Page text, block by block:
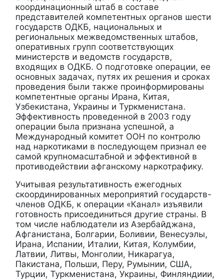
координационный штаб в составе
представителей компетентных органов шести
государств ОДКБ, национальных и
региональных межведомственных штабов,
оперативных групп соответствующих
министерств и ведомств государств,
входящих в ОДКБ. О подготовке операции, ее
основных задачах, путях их решения и сроках
проведения были также проинформированы
компетентные органы Ирана, Китая,
Узбекистана, Украины и Туркменистана.
Эффективность проведенной в 2003 году
операции была признана успешной, а
Международный комитет ООН по контролю
над наркотиками в последующем признал ее
самой крупномасштабной и эффективной в
противодействии афганскому наркотрафику.
Учитывая результативность ежегодных
скоординированных мероприятий государств-
членов ОДКБ, к операции «Канал» изъявили
готовность присоединиться другие страны. В
том числе наблюдатели из Азербайджана,
Афганистана, Болгарии, Боливии, Венесуэлы,
Ирана, Испании, Италии, Китая, Колумбии,
Латвии, Литвы, Монголии, Никарагуа,
Пакистана, Польши, Перу, Румынии, США,
Турции, Туркменистана, Украины, Финляндиии,